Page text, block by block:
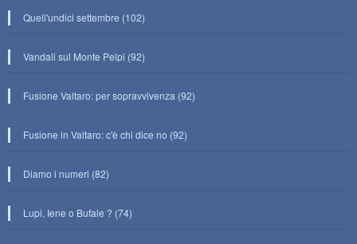
Quell'undici settembre (102)
Vandali sul Monte Pelpi (92)
Fusione Valtaro: per sopravvivenza (92)
Fusione in Valtaro: c'è chi dice no (92)
Diamo i numeri (82)
Lupi, Iene o Bufale ? (74)